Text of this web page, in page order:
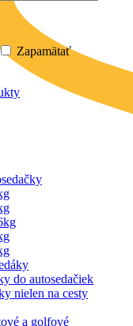
Zapamätať
do autosedačiek
nielen na cesty
a golfové